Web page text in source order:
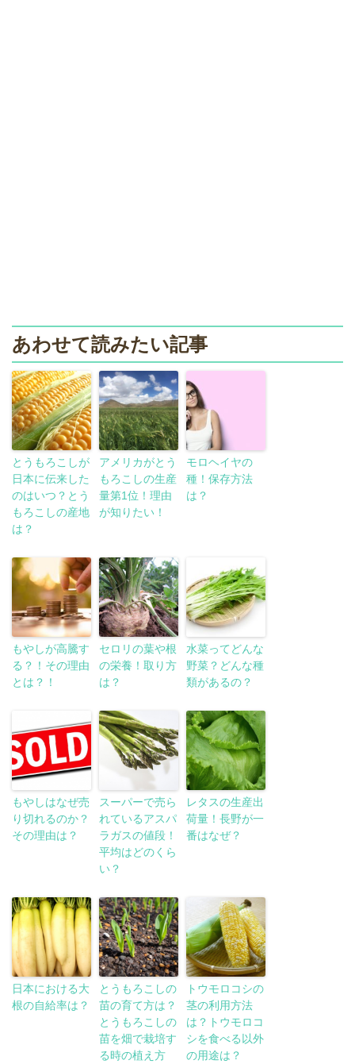
あわせて読みたい記事
とうもろこしが
日本に伝来した
のはいつ？とう
もろこしの産地
は？
アメリカがとう
もろこしの生産
量第1位！理由
が知りたい！
モロヘイヤの
種！保存方法
は？
もやしが高騰す
る？！その理由
とは？！
セロリの葉や根
の栄養！取り方
は？
水菜ってどんな
野菜？どんな種
類があるの？
もやしはなぜ売
り切れるのか？
その理由は？
スーパーで売ら
れているアスパ
ラガスの値段！
平均はどのくら
い？
レタスの生産出
荷量！長野が一
番はなぜ？
日本における大
根の自給率は？
とうもろこしの
苗の育て方は？
とうもろこしの
苗を畑で栽培す
る時の植え方
トウモロコシの
茎の利用方法
は？トウモロコ
シを食べる以外
の用途は？